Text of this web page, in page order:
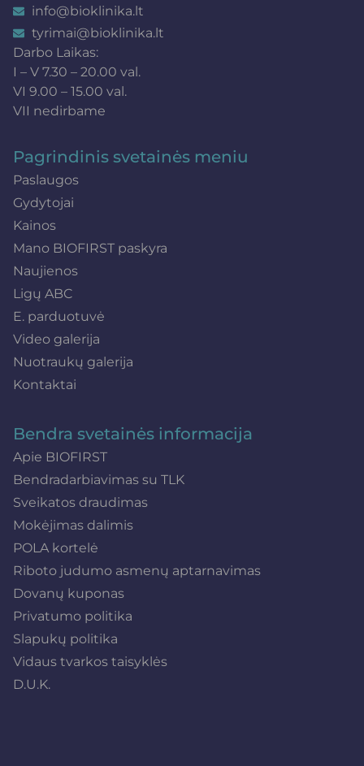
info@bioklinika.lt
tyrimai@bioklinika.lt
Darbo Laikas:
I – V 7.30 – 20.00 val.
VI 9.00 – 15.00 val.
VII nedirbame
Pagrindinis svetainės meniu
Paslaugos
Gydytojai
Kainos
Mano BIOFIRST paskyra
Naujienos
Ligų ABC
E. parduotuvė
Video galerija
Nuotraukų galerija
Kontaktai
Bendra svetainės informacija
Apie BIOFIRST
Bendradarbiavimas su TLK
Sveikatos draudimas
Mokėjimas dalimis
POLA kortelė
Riboto judumo asmenų aptarnavimas
Dovanų kuponas
Privatumo politika
Slapukų politika
Vidaus tvarkos taisyklės
D.U.K.